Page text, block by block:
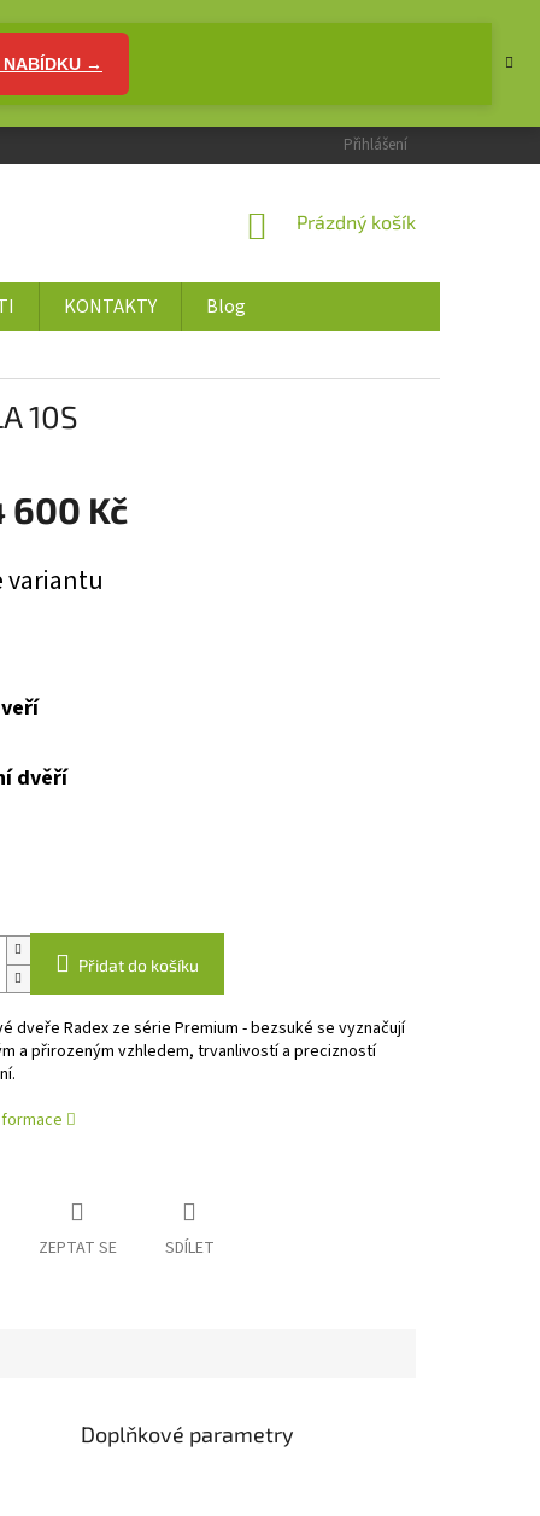
→
Přihlášení
NÁKUPNÍ
Prázdný košík
KONTAKTY Blog
10S
600 Kč
variantu
dvěří
Přidat do košíku
dveře Radex ze série Premium - bezsuké se vyznačují
a přirozeným vzhledem, trvanlivostí a precizností
ZEPTAT SE SDÍLET
Doplňkové parametry